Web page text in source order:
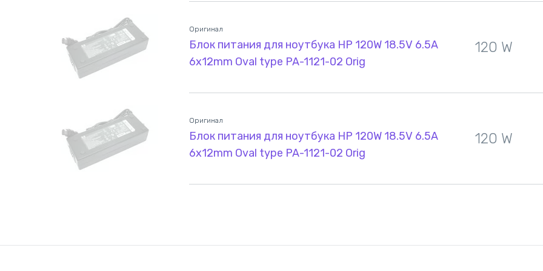
Оригинал
Блок питания для ноутбука HP 120W 18.5V 6.5A
6x12mm Oval type PA-1121-02 Orig
120 W
Оригинал
Блок питания для ноутбука HP 120W 18.5V 6.5A
6x12mm Oval type PA-1121-02 Orig
120 W